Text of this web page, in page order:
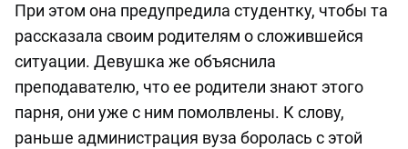
При этом она предупредила студентку, чтобы та
рассказала своим родителям о сложившейся
ситуации. Девушка же объяснила
преподавателю, что ее родители знают этого
парня, они уже с ним помолвлены. К слову,
раньше администрация вуза боролась с этой